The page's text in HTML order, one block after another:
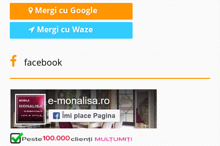
Mergi cu Google
Mergi cu Waze
facebook